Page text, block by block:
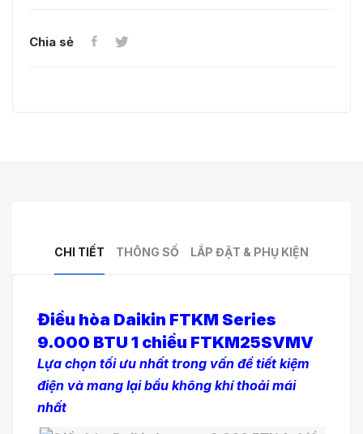
Chia sẻ
CHI TIẾT THÔNG SỐ LẮP ĐẶT & PHỤ KIỆN
Điều hòa Daikin FTKM Series
9.000 BTU 1 chiều FTKM25SVMV
Lựa chọn tối ưu nhất trong vấn đề tiết kiệm
điện và mang lại bầu không khí thoải mái
nhất